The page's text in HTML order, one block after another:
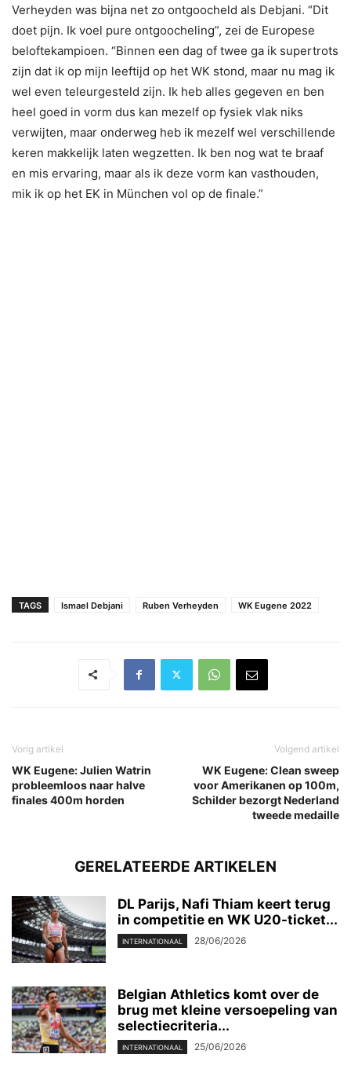
Verheyden was bijna net zo ontgoocheld als Debjani. “Dit
doet pijn. Ik voel pure ontgoocheling”, zei de Europese
beloftekampioen. “Binnen een dag of twee ga ik supertrots
zijn dat ik op mijn leeftijd op het WK stond, maar nu mag ik
wel even teleurgesteld zijn. Ik heb alles gegeven en ben
heel goed in vorm dus kan mezelf op fysiek vlak niks
verwijten, maar onderweg heb ik mezelf wel verschillende
keren makkelijk laten wegzetten. Ik ben nog wat te braaf
en mis ervaring, maar als ik deze vorm kan vasthouden,
mik ik op het EK in München vol op de finale.”
TAGS Ismael Debjani Ruben Verheyden WK Eugene 2022
Vorig artikel
WK Eugene: Julien Watrin
probleemloos naar halve
finales 400m horden
Volgend artikel
WK Eugene: Clean sweep
voor Amerikanen op 100m,
Schilder bezorgt Nederland
tweede medaille
GERELATEERDE ARTIKELEN
DL Parijs, Nafi Thiam keert terug
in competitie en WK U20-ticket...
INTERNATIONAAL 28/06/2026
Belgian Athletics komt over de
brug met kleine versoepeling van
selectiecriteria...
INTERNATIONAAL 25/06/2026